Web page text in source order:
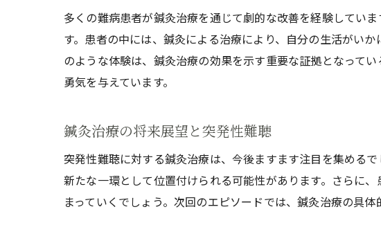
研究デー
今後の研
治療プロ
鍼灸治療
多くの難病患者が鍼灸治療を通じて劇的な改善を経験してい
す。患者の中には、鍼灸による治療により、自分の生活がい
のような体験は、鍼灸治療の効果を示す重要な証拠となって
勇気を与えています。
鍼灸治療の将来展望と突発性難聴
突発性難聴に対する鍼灸治療は、今後ますます注目を集める
新たな一環として位置付けられる可能性があります。さらに
まっていくでしょう。次回のエピソードでは、鍼灸治療の具